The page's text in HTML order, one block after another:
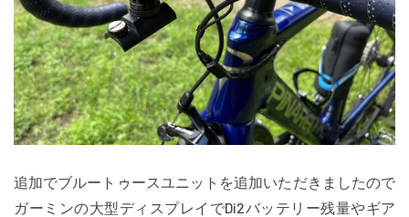
追加でブルートゥースユニットを追加いただきましたので
ガーミンの大型ディスプレイでDi2バッテリー残量やギア